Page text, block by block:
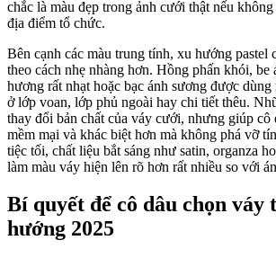
chắc là màu đẹp trong ảnh cưới thật nếu không
địa điểm tổ chức.
Bên cạnh các màu trung tính, xu hướng pastel
theo cách nhẹ nhàng hơn. Hồng phấn khói, be
hương rất nhạt hoặc bạc ánh sương được
ở lớp voan, lớp phủ ngoài hay chi tiết thêu.
thay đổi bản chất của váy cưới, nhưng giúp cô
mềm mại và khác biệt hơn mà không phá vỡ
tiệc tối, chất liệu bắt sáng như satin, organza
làm màu váy hiện lên rõ hơn rất nhiều so với
Bí quyết để cô dâu chọn váy
hướng 2025